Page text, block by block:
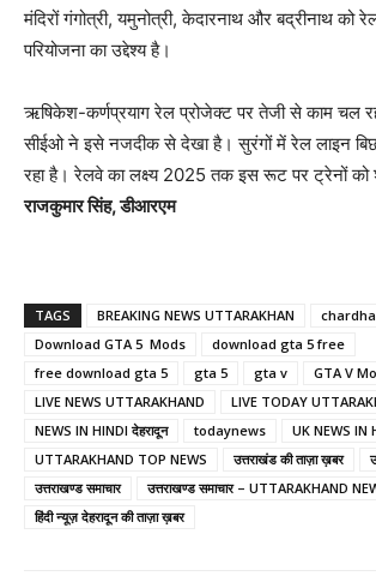
मंदिरों गंगोत्री, यमुनोत्री, केदारनाथ और बद्रीनाथ को
परियोजना का उद्देश्य है।
ऋषिकेश-कर्णप्रयाग रेल प्रोजेक्ट पर तेजी से काम चल
सीईओ ने इसे नजदीक से देखा है। सुरंगों में रेल लाइन
रहा है। रेलवे का लक्ष्य 2025 तक इस रूट पर ट्रेनों
राजकुमार सिंह, डीआरएम
TAGS BREAKING NEWS UTTARAKHAN
Download GTA 5 Mods
download gta 5 free
free download gta 5
gta 5 gta v GTA V
LIVE NEWS UTTARAKHAND
LIVE TODAY
NEWS IN HINDI देहरादून
todaynews
UK NEWS IN
UTTARAKHAND TOP NEWS
उत्तराखंड की ताज़ा ख़बर
उत्तराखण्ड समाचार
उत्तराखण्ड समाचार – UTTARAKHAND
हिंदी न्यूज़ देहरादून की ताज़ा ख़बर